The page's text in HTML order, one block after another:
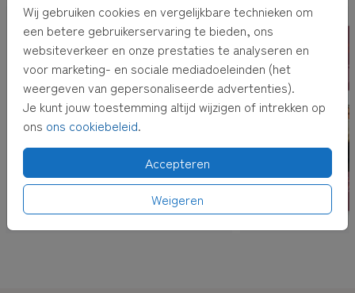
Wij gebruiken cookies en vergelijkbare technieken om
een betere gebruikerservaring te bieden, ons
websiteverkeer en onze prestaties te analyseren en
voor marketing- en sociale mediadoeleinden (het
weergeven van gepersonaliseerde advertenties).
Je kunt jouw toestemming altijd wijzigen of intrekken op
ons ons cookiebeleid.
Accepteren
Weigeren
ontvangen. Bijpakket ontvangenkrijg je de kaarten thuis.
Kies je voorrechtstreeks verzenden , dan versturen wij de
kaarten voor je inclusief envelop en postzegel! De
adressen kun je bij het afrekenen invullen.
TIP:Adressen altijd bij de hand hebben? Verzamel dan
adressen in jeeigen adresboek